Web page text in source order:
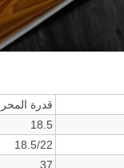
قدرة
18.5
18.5/22
37